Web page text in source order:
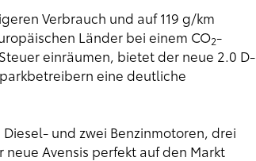
Verbrauch und auf 119 g/km
Länder bei einem CO2-
einräumen, bietet der neue 2.0 D-
eine deutliche
und zwei Benzinmotoren, drei
Avensis perfekt auf den Markt